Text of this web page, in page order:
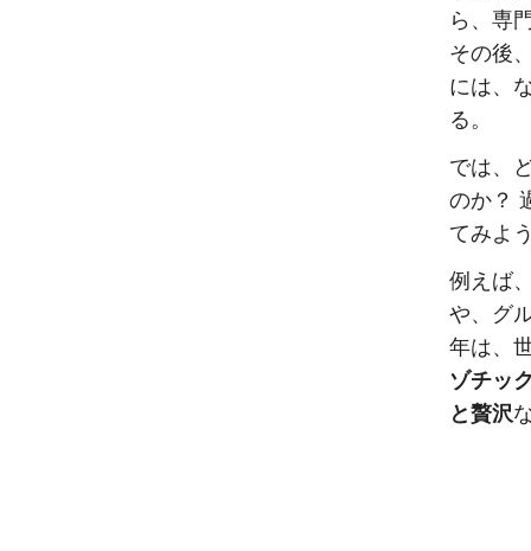
ら、専
その後
には、
る。
では、
のか？
てみよう
例えば
や、グ
年は、
ゾチック
と贅沢